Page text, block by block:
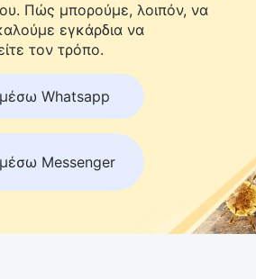
Πώς μπορούμε, λοιπόν, να
εγκάρδια να
τον τρόπο.
μέσω Whatsapp
Messenger